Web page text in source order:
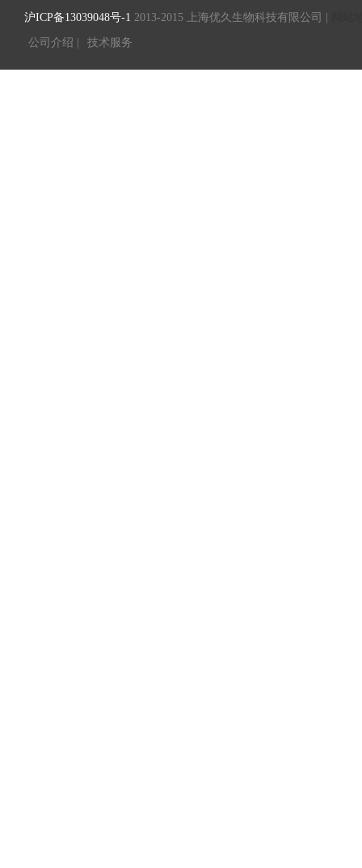
沪ICP备13039048号-1 2013-2015 上海优久生物科技有限公司 |
公司介绍 | 技术服务